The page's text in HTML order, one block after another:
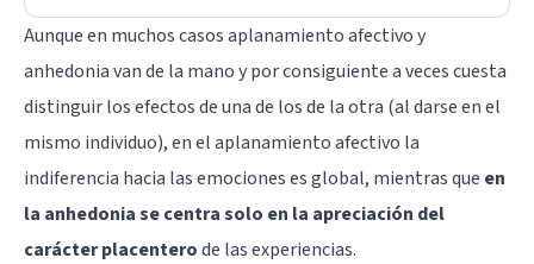
Aunque en muchos casos aplanamiento afectivo y
anhedonia van de la mano y por consiguiente a veces cuesta
distinguir los efectos de una de los de la otra (al darse en el
mismo individuo), en el aplanamiento afectivo la
indiferencia hacia las emociones es global, mientras que en
la anhedonia se centra solo en la apreciación del
carácter placenterode las experiencias.